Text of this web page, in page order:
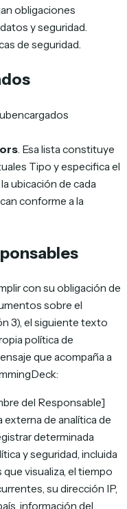
obligaciones
y seguridad.
de seguridad.
. Esa lista constituye
Tipo y especifica el
ubicación de cada
conforme a la
con su obligación de
sobre el
3), el siguiente texto
política de
que acompaña a
del Responsable]
de analítica de
determinada
y seguridad, incluida
que visualiza, el tiempo
su dirección IP,
información del